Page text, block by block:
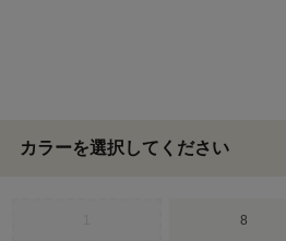
カラーを選択してください
8